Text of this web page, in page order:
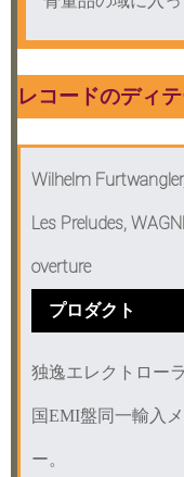
レコードのディ
Wilhelm
Les Preludes,
overture
プロダクト
独逸エレクトロー
国EMI盤同一輸入
ー。